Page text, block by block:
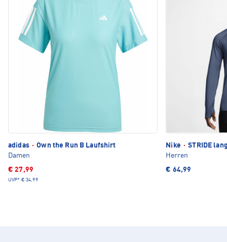
adidas · Own the Run B Laufshirt
Damen
€ 27,99
UVP* € 34,99
Nike · STRIDE
Herren
€ 64,99